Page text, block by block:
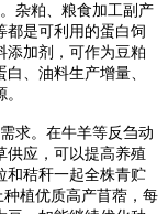
杂粕、粮食加工副产
都是可利用的蛋白饲
添加剂，可作为豆粕
、油料生产增量、
求。在牛羊等反刍动
供应，可以提高养殖
和秸秆一起全株青贮
植优质高产苜蓿，每